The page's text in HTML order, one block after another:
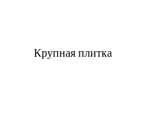
Крупная плитка